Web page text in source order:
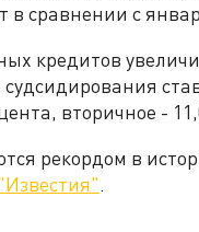
в сравнении с
кредитов
вторичное -
рекордом в
.